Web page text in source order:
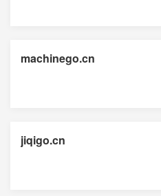
machinego.cn
jiqigo.cn